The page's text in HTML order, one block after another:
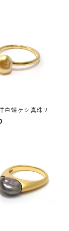
白蝶ケシ真珠リ
～ホワイト（KR